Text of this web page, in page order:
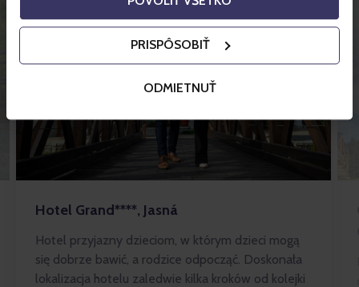
PRISPÔSOBIŤ
ODMIETNUŤ
Hotel Grand****, Jasná
Hotel przyjazny dzieciom, w którym dzieci mogą
się dobrze bawić, a rodzice odpocząć. Doskonała
lokalizacja hotelu zaledwie kilka kroków od kolejki